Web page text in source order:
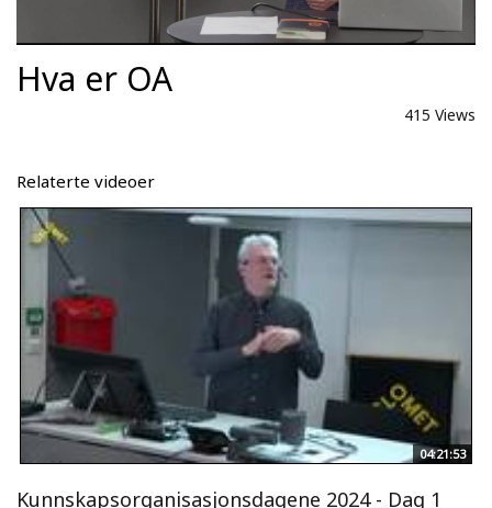
Hva er OA
415 Views
Relaterte videoer
04:21:53
Kunnskapsorganisasjonsdagene 2024 - Dag 1